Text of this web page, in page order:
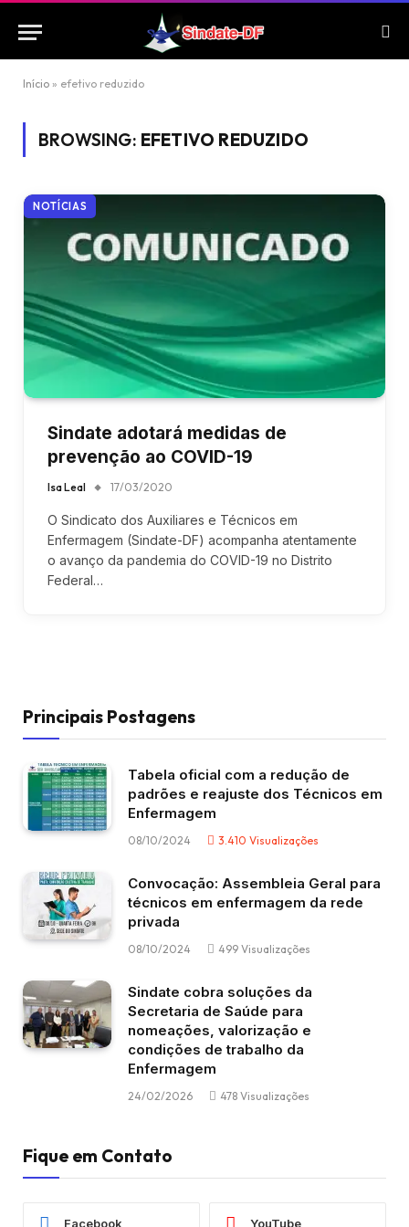
Início » efetivo reduzido
BROWSING: EFETIVO REDUZIDO
NOTÍCIAS
Sindate adotará medidas de
prevenção ao COVID-19
Isa Leal 17/03/2020
O Sindicato dos Auxiliares e Técnicos em
Enfermagem (Sindate-DF) acompanha atentamente
o avanço da pandemia do COVID-19 no Distrito
Federal…
Principais Postagens
Tabela oficial com a redução de
padrões e reajuste dos Técnicos em
Enfermagem
08/10/2024 3.410 Visualizações
Convocação: Assembleia Geral para
técnicos em enfermagem da rede
privada
08/10/2024 499 Visualizações
Sindate cobra soluções da
Secretaria de Saúde para
nomeações, valorização e
condições de trabalho da
Enfermagem
24/02/2026 478 Visualizações
Fique em Contato
Facebook YouTube